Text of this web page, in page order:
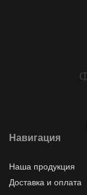
Навигация
Наша продукция
Доставка и оплата